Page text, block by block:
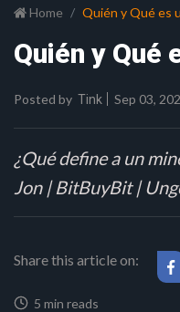
Home Quién y Qué es
Quién y Qué
Posted by Tink Sep 03,
¿Qué define a un
Jon | BitBuyBit |
Share this article on:
5 min reads